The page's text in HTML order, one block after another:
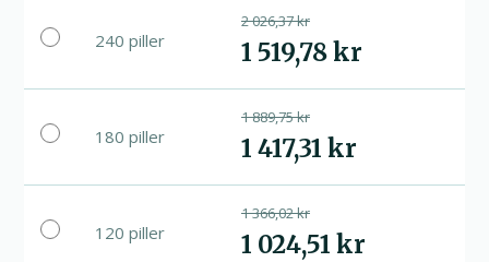
240 piller
2 026,37 kr
1 519,78 kr
180 piller
1 889,75 kr
1 417,31 kr
120 piller
1 366,02 kr
1 024,51 kr